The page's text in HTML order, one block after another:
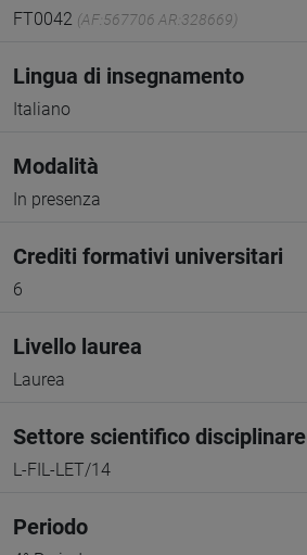
FT0042 (AF:567706 AR:328669)
Lingua di insegnamento
Italiano
Modalità
In presenza
Crediti formativi universitari
6
Livello laurea
Laurea
Settore scientifico disciplinare
L-FIL-LET/14
Periodo